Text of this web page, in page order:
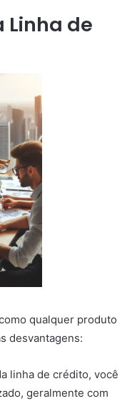
Linha de
qualquer produto
desvantagens:
linha de crédito, você
geralmente com